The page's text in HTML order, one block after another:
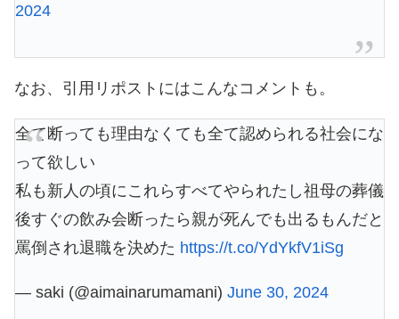
2024
なお、引用リポストにはこんなコメントも。
全て断っても理由なくても全て認められる社会にな
って欲しい
私も新人の頃にこれらすべてやられたし祖母の葬儀
後すぐの飲み会断ったら親が死んでも出るもんだと
罵倒され退職を決めた https://t.co/YdYkfV1iSg
— saki (@aimainarumamani) June 30, 2024